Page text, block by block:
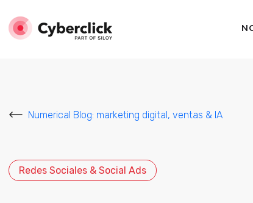
Numerical Blog: marketing digital, ventas & IA
Redes Sociales & Social Ads